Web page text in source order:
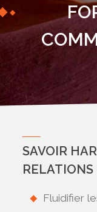
SAVOIR
Fluidifier